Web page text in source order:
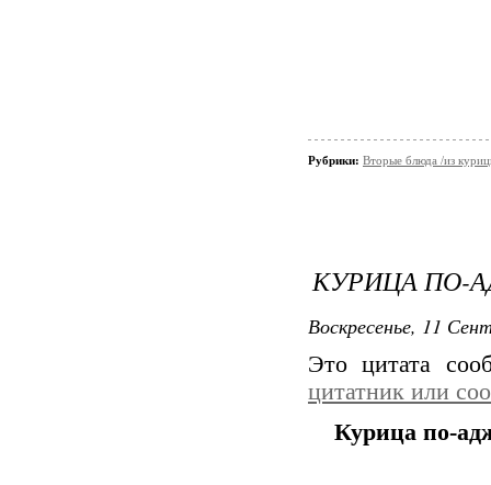
Рубрики: Вторые блюда /из
КУРИЦА ПО-
Воскресенье, 11
Это цитата
цитатник или
Курица по-